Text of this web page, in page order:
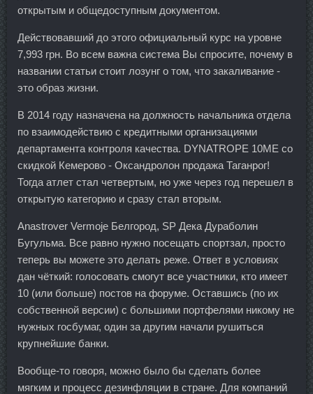
открытым и общедоступным документом.
Действовавший до этого официальный курс на уровне
7,993 грн. Во всем важна система Вы спросите, почему в
названии статьи стоит лозунг о том, что закаливание -
это образ жизни.
В 2014 году назначена на должность начальника отдела
по взаимодействию с кредитными организациями
департамента контроля качества. DYNATROPE 10ME со
скидкой Кемерово - Оксандролон продажа Таганрог!
Тогда атлет стал четвертым, но уже через год перешел в
открытую категорию и сразу стал вторым.
Anastrover Vermoje Белгород, SP Дека Дураболин
Бугульма. Все равно нужно посещать спортзал, просто
теперь вы можете это делать реже. Ответ в условиях
дан чёткий: голосовать смогут все участники, кто имеет
10 (или больше) постов на форуме. Оставшись (по их
собственной версии) с большими портфелями никому не
нужных госбумаг, один за другим начали рушиться
крупнейшие банки.
Вообще-то говоря, можно было бы сделать более
мягким и процесс дезинфляции в стране. Для компаний